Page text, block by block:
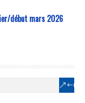
début mars 2026